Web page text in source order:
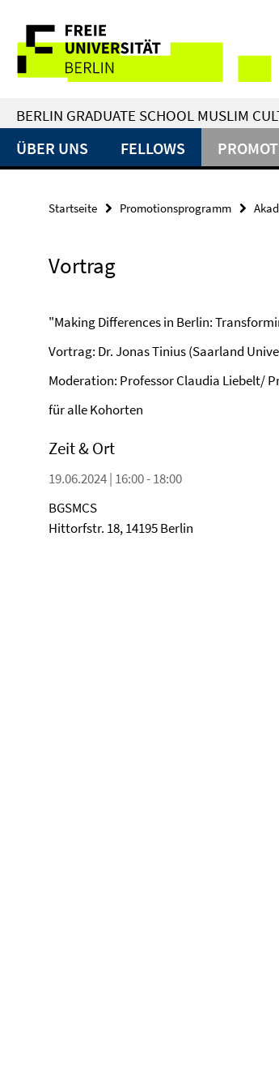
direkt
Inhalt
Service-
Navigation
BERLIN GRADUATE SCHOOL MUSLIM
ÜBER UNS FELLOWS
Startseite Promotionsprogramm
Vortrag
"Making Differences in Berlin:
Vortrag: Dr. Jonas Tinius (Saarland
Moderation: Professor Claudia Liebelt/
für alle Kohorten
Zeit & Ort
19.06.2024 | 16:00 - 18:00
BGSMCS
Hittorfstr. 18, 14195 Berlin